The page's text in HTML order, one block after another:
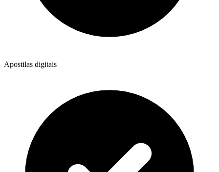
Apostilas digitais